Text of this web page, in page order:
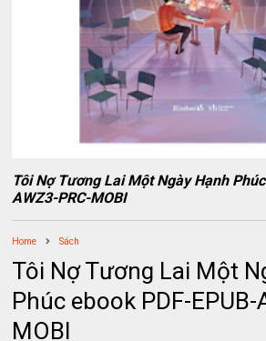
Tôi Nợ Tương Lai Một Ngày Hạnh
AWZ3-PRC-MOBI
Home Sách
Tôi Nợ Tương Lai Một
Phúc ebook PDF-EPUB-
MOBI